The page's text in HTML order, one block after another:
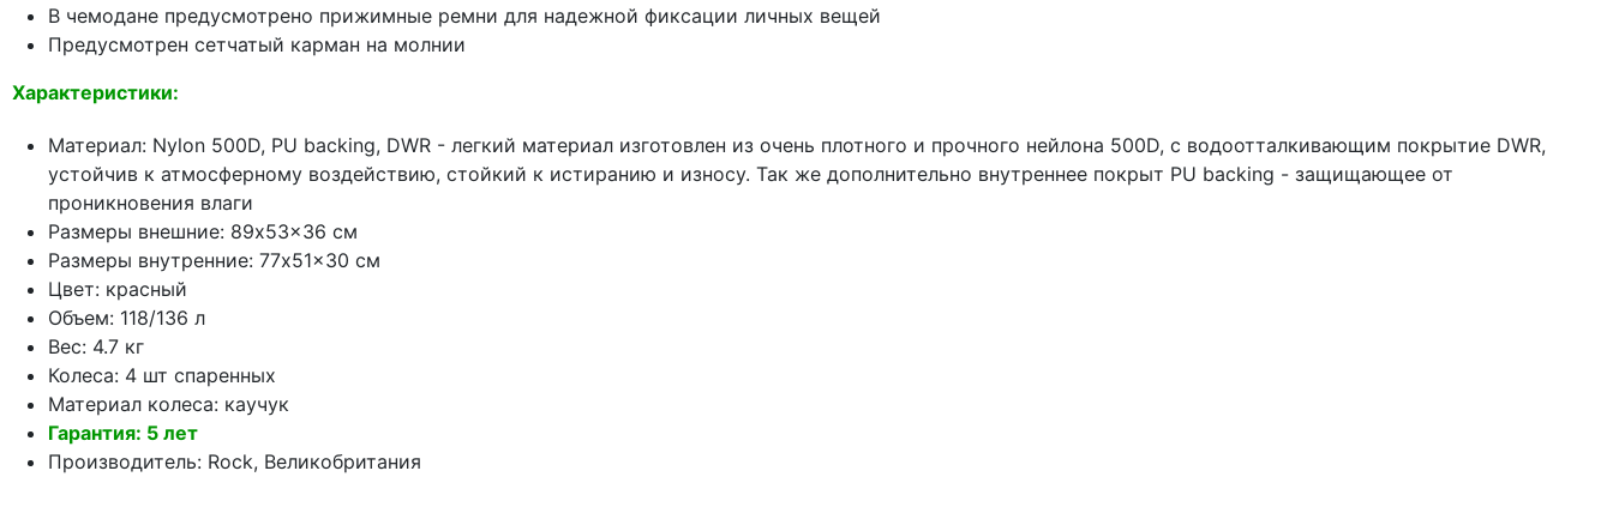
В чемодане предусмотрено прижимные ремни для надежной фиксации личных вещей
Предусмотрен сетчатый карман на молнии
Характеристики:
Материал: Nylon 500D, PU backing, DWR - легкий материал изготовлен из очень плотного и прочного нейлона 500D, с водоотталкивающим покрытие DWR,
устойчив к атмосферному воздействию, стойкий к истиранию и износу. Так же дополнительно внутреннее покрыт PU backing - защищающее от
проникновения влаги
Размеры внешние: 89x53x36 см
Размеры внутренние: 77x51x30 см
Цвет: красный
Объем: 118/136 л
Вес: 4.7 кг
Колеса: 4 шт спаренных
Материал колеса: каучук
Гарантия: 5 лет
Производитель: Rock, Великобритания